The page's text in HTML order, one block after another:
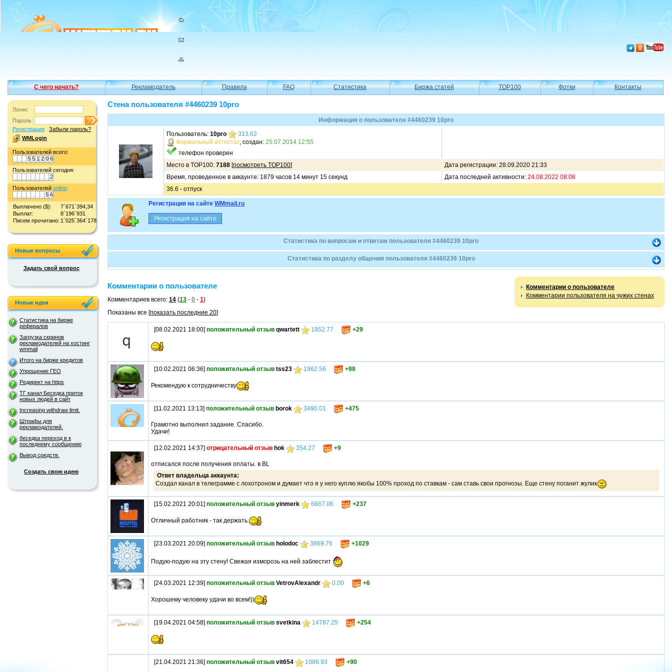
С чего начать? Рекламодатель Правила FAQ Статистика Биржа статей TOP100 Фотки Контакты
Логин:
Пароль:
Регистрация
Забыли пароль?
WMLogin
Пользователей всего:
5 5 1 2 0 6
Пользователей сегодня:
2
Пользователей online:
5 6
Выплачено ($):
7`671`394,34
Выплат:
8`196`931
Писем прочитано: 1`025`364`178
Новые вопросы
Задать свой вопрос
Новые идеи
Статистика на бирже
рефералов
Загрузка скринов
рекламодателей на хостинг
wmmail
Итого на бирже кредитов
Упрощение ГЕО
Редирект на https
ТГ канал Беседка приток
новых людей в сайт
Increasing withdraw limit.
Штрафы для
рекламодателей.
беседка переход в к
последнему сообщению
Вывод средств.
Создать свою идею
Стена пользователя #4460239 10pro
Информация о пользователе #4460239 10pro
Пользователь: 10pro
313.62
Формальный аттестат, создан: 25.07.2014 12:55
телефон проверен
Место в TOP100: 7188 [посмотреть TOP100]
Дата регистрации: 28.09.2020 21:33
Время, проведенное в аккаунте: 1879 часов 14 минут 15 секунд
Дата последней активности: 24.08.2022 08:08
36.6 - отпуск
Регистрация на сайте WMmail.ru
Статистика по вопросам и ответам пользователя #4460239 10pro
Статистика по разделу общения пользователя #4460239 10pro
Комментарии о пользователе
Комментарии пользователя на чужих стенах
Комментарии о пользователе
Комментариев всего: 14 (13 - 0 - 1)
Показаны все [показать последние 20]
[08.02.2021 18:00] положительный отзыв qwartett 1852.77 +29
[10.02.2021 06:36] положительный отзыв tss23 1962.56 +98
Рекомендую к сотрудничеству
[11.02.2021 13:13] положительный отзыв borok 3490.01 +475
Грамотно выполнил задание. Спасибо.
Удачи!
[12.02.2021 14:37] отрицательный отзыв hok 354.27 +9
отписался после получения оплаты. в BL
Ответ владельца аккаунта:
Создал канал в телеграмме с лохотроном и думает что я у него куплю якобы 100% проход по ставкам - сам ставь свои прогнозы. Еще стену поганит жулик
[15.02.2021 20:01] положительный отзыв yinmerk 6667.06 +237
Отличный работник - так держать.
[23.03.2021 20:09] положительный отзыв holodoc 3869.76 +1029
Подую-подую на эту стену! Свежая изморозь на ней заблестит
[24.03.2021 12:39] положительный отзыв VetrovAlexandr 0.00 +6
Хорошему человеку удачи во всем!))
[19.04.2021 04:58] положительный отзыв svetkina 14787.25 +254
[21.04.2021 21:36] положительный отзыв vit654 1086.93 +90